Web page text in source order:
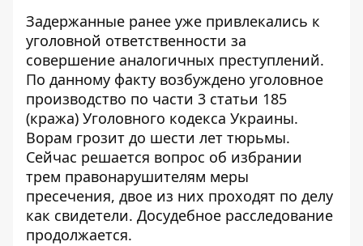
Задержанные ранее уже привлекались к
уголовной ответственности за
совершение аналогичных преступлений.
По данному факту возбуждено уголовное
производство по части 3 статьи 185
(кража) Уголовного кодекса Украины.
Ворам грозит до шести лет тюрьмы.
Сейчас решается вопрос об избрании
трем правонарушителям меры
пресечения, двое из них проходят по делу
как свидетели. Досудебное расследование
продолжается.